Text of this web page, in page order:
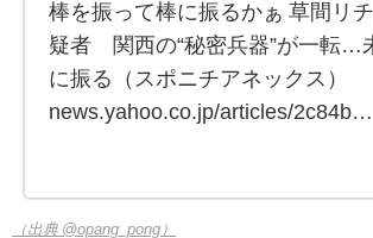
棒を振って棒に振るかぁ 草間リ
疑者 関西の“秘密兵器”が一転…
に振る（スポニチアネックス）
news.yahoo.co.jp/articles/2c84b…
（出典 @opang_pong）